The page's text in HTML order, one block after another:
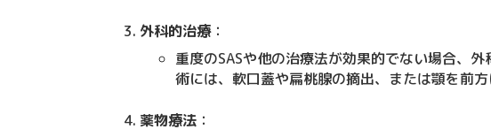
外科的治療：
重度のSASや他の治療法が効果的でない場合、
術には、軟口蓋や扁桃腺の摘出、または顎を前
薬物療法 ：